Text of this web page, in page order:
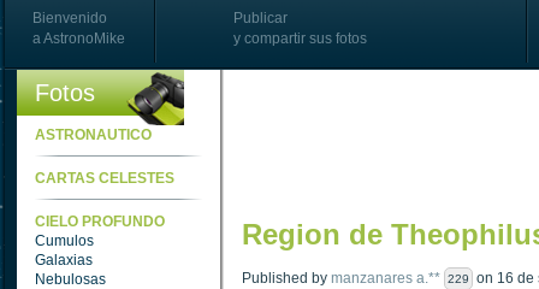
Bienvenido
a AstronoMike
Publicar
y compartir sus fotos
Fotos
ASTRONAUTICO
CARTAS CELESTES
CIELO PROFUNDO
Cumulos
Galaxias
Nebulosas
Region de
Published by manzanares a.** 229 on 16 de